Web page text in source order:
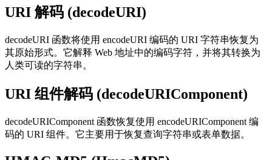
URI 解码 (decodeURI)
decodeURI 函数将使用 encodeURI 编码的 URI 字符串恢复为
其原始形式。它解释 Web 地址中的编码字符，并将其转换为
人类可读的字符串。
URI 组件解码 (decodeURIComponent)
decodeURIComponent 函数恢复使用 encodeURIComponent 编
码的 URI 组件。它主要用于恢复查询字符串或表单数据。